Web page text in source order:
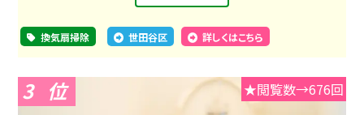
換気扇掃除 世田谷区 詳しくはこちら
3 ★閲覧数→676回